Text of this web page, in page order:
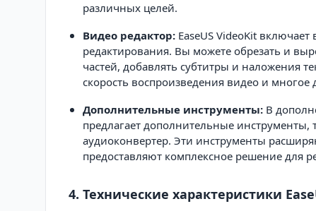
различных целей.
Видео редактор: EaseUS VideoKit
редактирования. Вы можете обрезать и
частей, добавлять субтитры и наложения
скорость воспроизведения видео и многое
Дополнительные инструменты: В
предлагает дополнительные инструменты,
аудиоконвертер. Эти инструменты
предоставляют комплексное решение для
4. Технические характеристики